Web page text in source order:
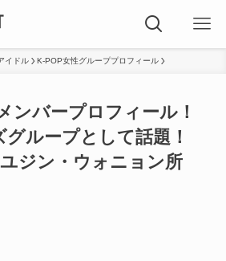
イドル K-POP女性グループプロフィール
ンバープロフィール！
ループとして話題！
ユジン・ウォニョン所